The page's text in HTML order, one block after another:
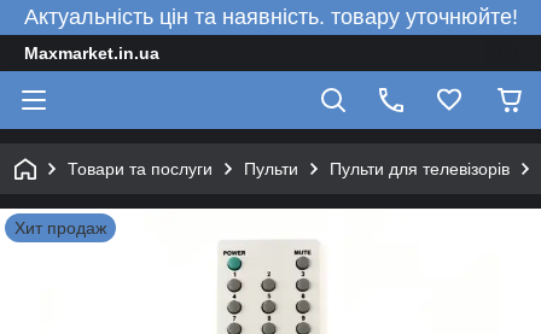
Актуальність цін та наявність. товару уточнюйте!
Maxmarket.in.ua
Товари та послуги Пульти Пульти для телевізорів
Хит продаж